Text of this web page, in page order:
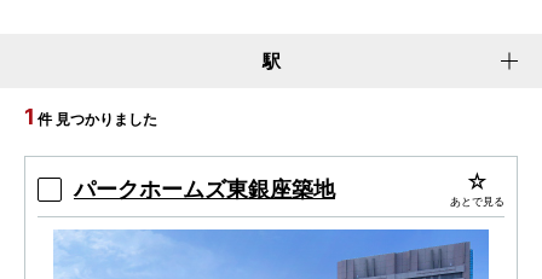
駅
1 件 見つかりました
パークホームズ東銀座築地 あとで見る